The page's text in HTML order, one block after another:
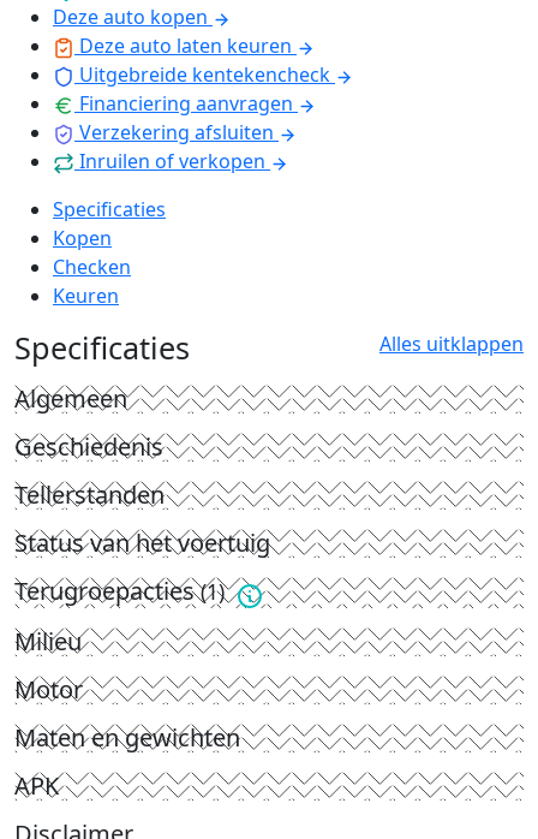
Deze auto kopen
Deze auto laten keuren
Uitgebreide kentekencheck
Financiering aanvragen
Verzekering afsluiten
Inruilen of verkopen
Specificaties
Kopen
Checken
Keuren
Specificaties Alles uitklappen
Algemeen
Geschiedenis
Tellerstanden
Status van het voertuig
Terugroepacties(1)
Milieu
Motor
Maten en gewichten
APK